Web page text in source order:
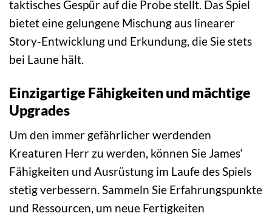
taktisches Gespür auf die Probe stellt. Das Spiel
bietet eine gelungene Mischung aus linearer
Story-Entwicklung und Erkundung, die Sie stets
bei Laune hält.
Einzigartige Fähigkeiten und mächtige
Upgrades
Um den immer gefährlicher werdenden
Kreaturen Herr zu werden, können Sie James‘
Fähigkeiten und Ausrüstung im Laufe des Spiels
stetig verbessern. Sammeln Sie Erfahrungspunkte
und Ressourcen, um neue Fertigkeiten